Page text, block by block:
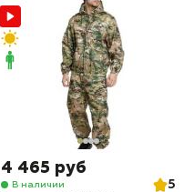
4 465 руб
В наличии
5